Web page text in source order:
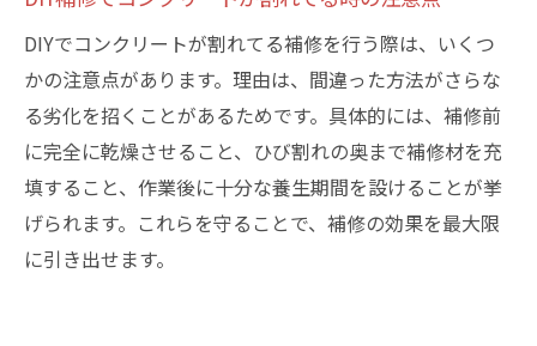
DIYでコンクリートが割れてる補修を行う際は、いくつ
かの注意点があります。理由は、間違った方法がさらな
る劣化を招くことがあるためです。具体的には、補修前
に完全に乾燥させること、ひび割れの奥まで補修材を充
填すること、作業後に十分な養生期間を設けることが挙
げられます。これらを守ることで、補修の効果を最大限
に引き出せます。